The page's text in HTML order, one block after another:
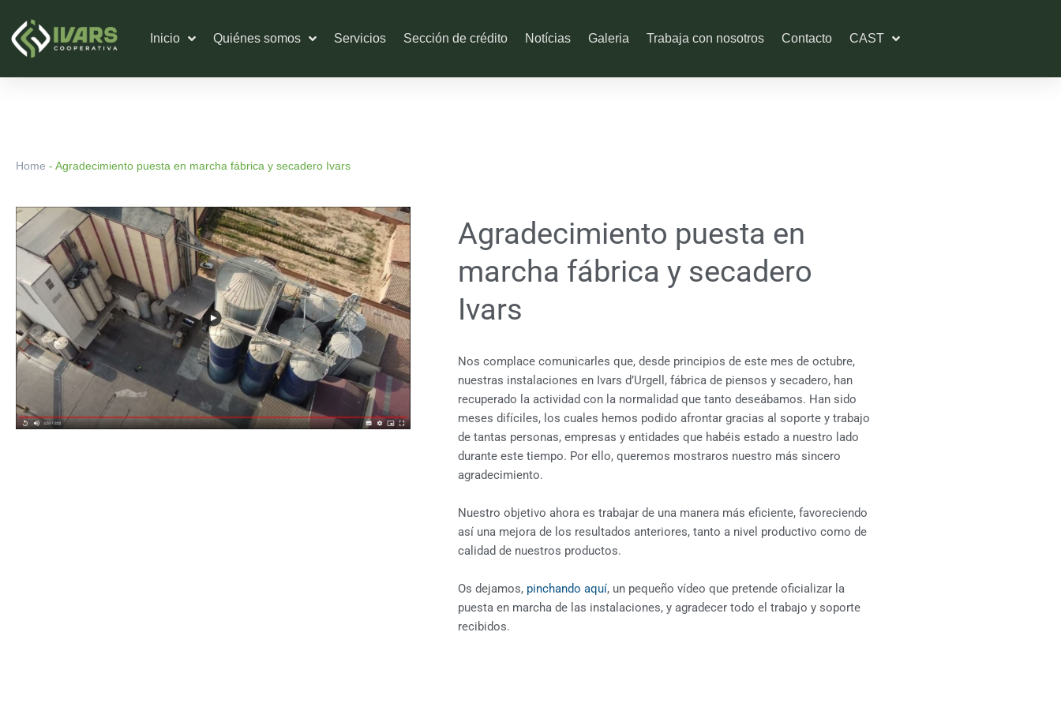
contenido
Inicio Quiénes somos Servicios Sección de crédito Notícias Galeria Trabaja con nosotros Contacto CAST
Home - Agradecimiento puesta en marcha fábrica y secadero Ivars
Agradecimiento puesta en
marcha fábrica y secadero
Ivars
Nos complace comunicarles que, desde principios de este mes de octubre,
nuestras instalaciones en Ivars d’Urgell, fábrica de piensos y secadero, han
recuperado la actividad con la normalidad que tanto deseábamos. Han sido
meses difíciles, los cuales hemos podido afrontar gracias al soporte y trabajo
de tantas personas, empresas y entidades que habéis estado a nuestro lado
durante este tiempo. Por ello, queremos mostraros nuestro más sincero
agradecimiento.
Nuestro objetivo ahora es trabajar de una manera más eficiente, favoreciendo
así una mejora de los resultados anteriores, tanto a nivel productivo como de
calidad de nuestros productos.
Os dejamos, pinchando aquí, un pequeño vídeo que pretende oficializar la
puesta en marcha de las instalaciones, y agradecer todo el trabajo y soporte
recibidos.